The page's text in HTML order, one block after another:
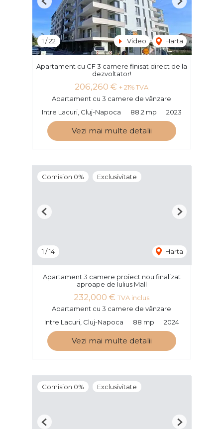
1 /22 Video Harta
Previous Next
Apartament cu CF 3 camere finisat direct de la
dezvoltator!
206,260 € + 21% TVA
Apartament cu 3 camere de vânzare
Intre Lacuri, Cluj-Napoca
88.2 mp 2023
Vezi mai multe detalii
Comision 0% Exclusivitate
1 /14 Harta
Previous Next
Apartament 3 camere proiect nou finalizat
aproape de Iulius Mall
232,000 € TVA inclus
Apartament cu 3 camere de vânzare
Intre Lacuri, Cluj-Napoca
88 mp 2024
Vezi mai multe detalii
Comision 0% Exclusivitate
Previous Next